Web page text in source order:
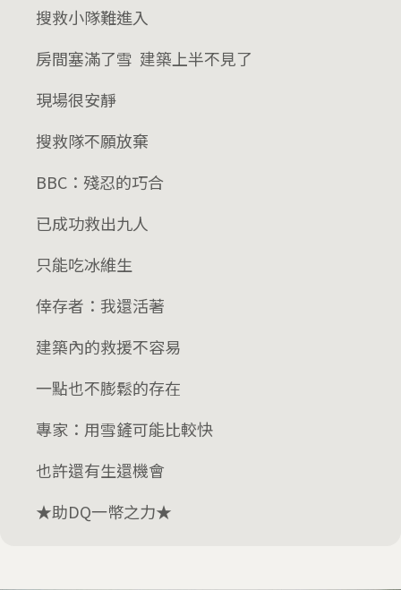
搜救小隊難進入
房間塞滿了雪 建築上半不見了
現場很安靜
搜救隊不願放棄
BBC：殘忍的巧合
已成功救出九人
只能吃冰維生
倖存者：我還活著
建築內的救援不容易
一點也不膨鬆的存在
專家：用雪鏟可能比較快
也許還有生還機會
★助DQ一幣之力★